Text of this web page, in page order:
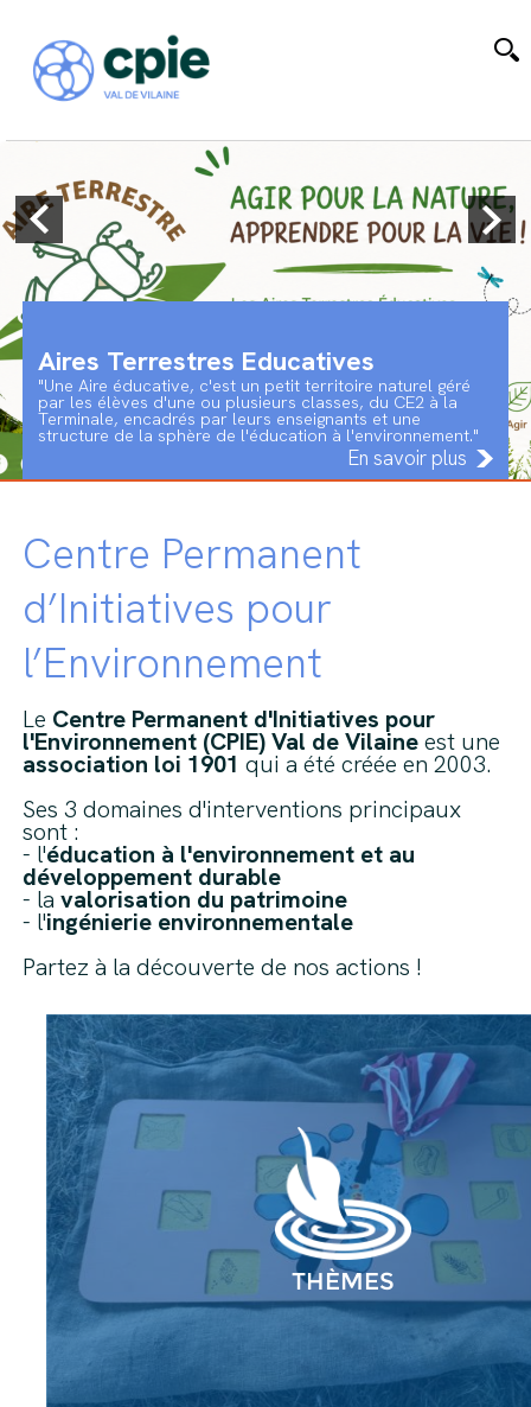
Aires Terrestres Educatives
"Une Aire éducative, c'est un petit territoire naturel géré
par les élèves d'une ou plusieurs classes, du CE2 à la
Terminale, encadrés par leurs enseignants et une
structure de la sphère de l'éducation à l'environnement."
En savoir plus
Centre Permanent
d’Initiatives pour
l’Environnement
Le Centre Permanent d'Initiatives pour
l'Environnement (CPIE) Val de Vilaineest une
association loi 1901 qui a été créée en 2003.
Ses 3 domaines d'interventions principaux
sont :
- l'éducation à l'environnement et au
développement durable
- la valorisation du patrimoine
- l'ingénierie environnementale
Partez à la découverte de nos actions !
THÈMES